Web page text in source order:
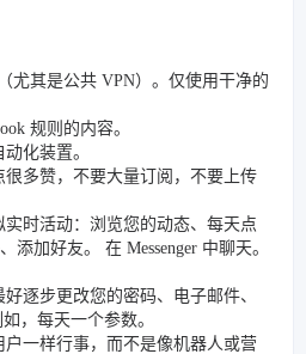
尤其是公共 VPN）。仅使用干净的
规则的内容。
化装置。
多赞，不要大量订阅，不要上传
时活动：浏览您的动态、每天点
添加好友。 在 Messenger 中聊天。
逐步更改您的密码、电子邮件、
，每天一个参数。
户一样行事，而不是像机器人或营